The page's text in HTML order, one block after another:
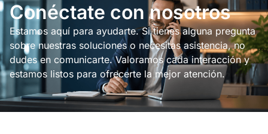
Conéctate con nosotros
Estamos aquí para ayudarte. Si tienes alguna pregunta
sobre nuestras soluciones o necesitas asistencia, no
dudes en comunicarte. Valoramos cada interacción y
estamos listos para ofrecerte la mejor atención.